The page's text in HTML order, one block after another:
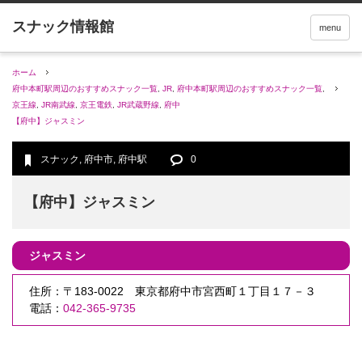
menu
ホーム
府中本町駅周辺のおすすめスナック一覧 JR 府中本町駅周辺のおすすめスナック一覧
京王線
JR南武線 京王電鉄 JR武蔵野線
府中
【府中】ジャスミン
スナック , 府中市, 府中駅 0
【府中】ジャスミン
ジャスミン
住所：〒183-0022 東京都府中市宮西町１丁目１７－３
電話： 042-365-9735